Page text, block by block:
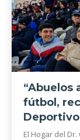
“Abuelos
fútbol,
El Hogar del